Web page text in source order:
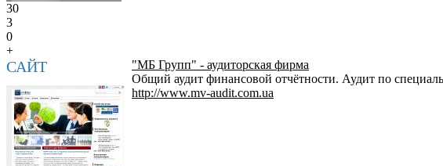
30
3
0
+
САЙТ
"МБ Групп" - аудиторская фирма
Общий аудит финансовой отчётности. Аудит по
http://www.mv-audit.com.ua